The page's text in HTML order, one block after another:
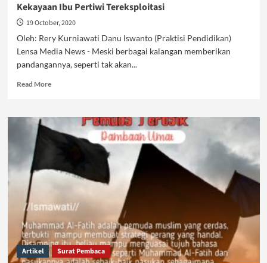
Kekayaan Ibu Pertiwi Tereksploitasi
19 October, 2020
Oleh: Rery Kurniawati Danu Iswanto (Praktisi Pendidikan)
Lensa Media News - Meski berbagai kalangan memberikan
pandangannya, seperti tak akan...
Read MoreRead
Kekayaan
Ibu
Pertiwi
Artikel Surat Pembaca